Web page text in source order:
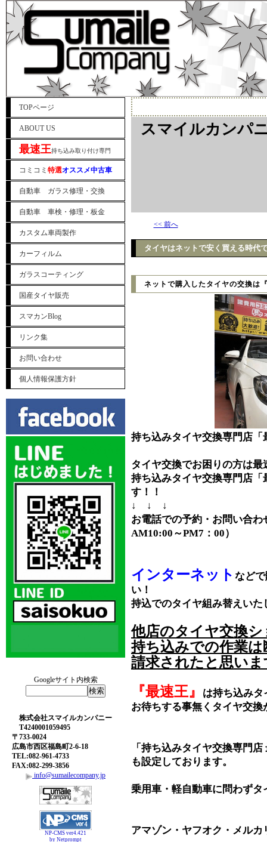
TOPページ
ABOUT US
最速王持ち込み取り付け専門
コミコミ 特選オススメ中古車
自動車 ガラス修理・交換
自動車 車検・修理・板金
カスタム車両製作
カーフィルム
ガラスコーティング
国産タイヤ販売
スマカンBlog
リンク集
お問い合わせ
個人情報保護方針
Googleサイト内検索
株式会社スマイルカンパニー
T4240001059495
〒733-0024
広島市西区福島町2-6-18
TEL:082-961-4733
FAX:082-299-3856
info@sumailecompany.jp
NP-CMS ver4.421
by Netprompt
スマイルカンパ
<< 前へ
タイヤはネットで安く買える時代
ネットで購入したタイヤの交換は
持ち込みタイヤ交換専門店「
タイヤ交換でお困りの方は
持ち込みタイヤ交換専門店
す！！
↓ ↓ ↓
お電話での予約・お問い合
AM10:00～PM7：00）
インターネット など
い！
持込でのタイヤ組み替えいた
他店のタイヤ交換
持ち込みでの作業
請求されたと思いま
『最速王』
は持ち込み
お待ちする事無くタイヤ交換
「持ち込みタイヤ交換専門
も設定しております。
乗用車・軽自動車に問わずタ
アマゾン・ヤフオク・メル